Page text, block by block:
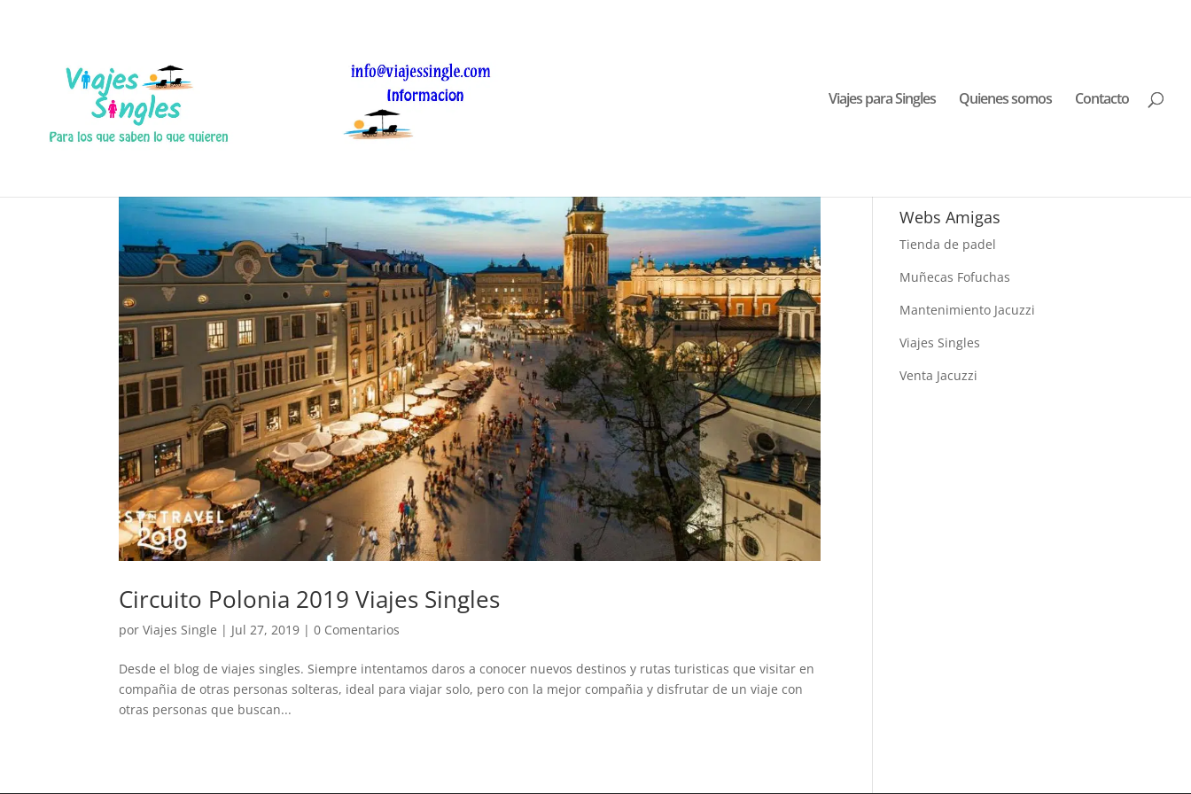
Viajes para Singles Quienes somos Contacto
Circuito Polonia 2019 Viajes Singles
porViajes Single | Jul 27, 2019 |0 Comentarios
Desde el blog de viajes singles. Siempre intentamos daros a conocer nuevos destinos y rutas turisticas que visitar en
compañia de otras personas solteras, ideal para viajar solo, pero con la mejor compañia y disfrutar de un viaje con
otras personas que buscan...
Webs Amigas
Tienda de padel
Muñecas Fofuchas
Mantenimiento Jacuzzi
Viajes Singles
Venta Jacuzzi